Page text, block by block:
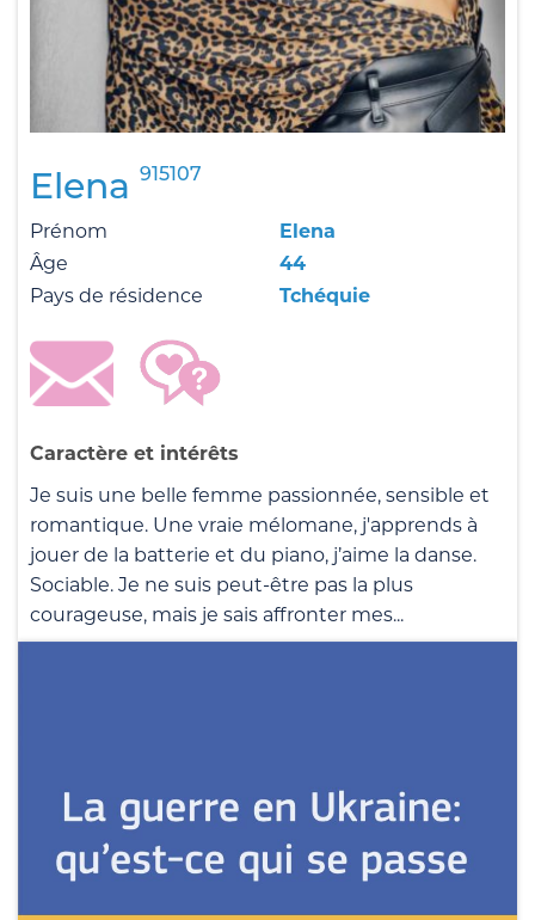
Elena 915107
Prénom
Elena
Âge
44
Pays de résidence
Tchéquie
Caractère et intérêts
Je suis une belle femme passionnée, sensible et
romantique. Une vraie mélomane, j'apprends à
jouer de la batterie et du piano, j’aime la danse.
Sociable. Je ne suis peut-être pas la plus
courageuse, mais je sais affronter mes...